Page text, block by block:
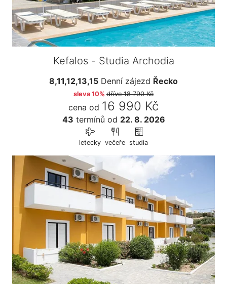
Kefalos - Studia Archodia
8,11,12,13,15 Denní zájezd Řecko
sleva 10% dříve18 790 Kč
cena od 16 990 Kč
43 termínů od 22. 8. 2026
letecky večeře studia